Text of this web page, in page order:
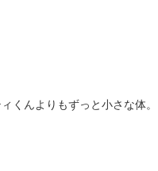
んよりもずっと小さな体。